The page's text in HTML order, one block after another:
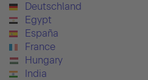
Deutschland
Egypt
España
France
Hungary
India